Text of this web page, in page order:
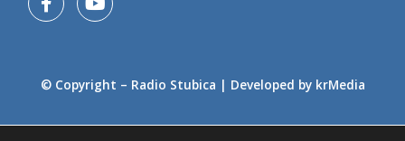
© Copyright – Radio Stubica | Developed by krMedia